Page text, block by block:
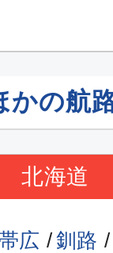
かの航
北海道
広
釧路